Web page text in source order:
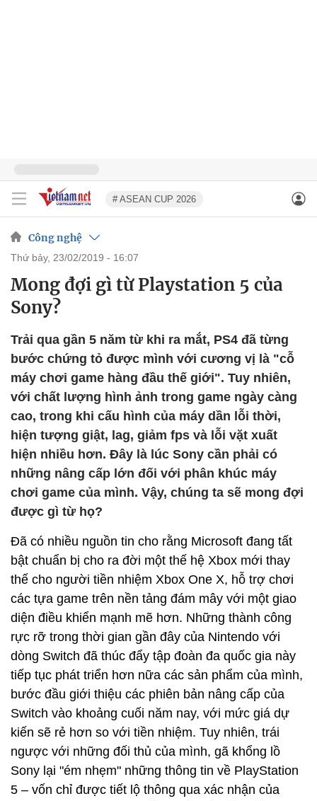
# ASEAN CUP 2026
Công nghệ
thứ bảy, 23/02/2019 - 16:07
Mong đợi gì từ Playstation 5 của
Sony?
Trải qua gần 5 năm từ khi ra mắt, PS4 đã từng
bước chứng tỏ được mình với cương vị là "cỗ
máy chơi game hàng đầu thế giới". Tuy nhiên,
với chất lượng hình ảnh trong game ngày càng
cao, trong khi cấu hình của máy dần lỗi thời,
hiện tượng giật, lag, giảm fps và lỗi vặt xuất
hiện nhiều hơn. Đây là lúc Sony cần phải có
những nâng cấp lớn đối với phân khúc máy
chơi game của mình. Vậy, chúng ta sẽ mong đợi
được gì từ họ?
Đã có nhiều nguồn tin cho rằng Microsoft đang tất
bật chuẩn bị cho ra đời một thế hệ Xbox mới thay
thế cho người tiền nhiệm Xbox One X, hỗ trợ chơi
các tựa game trên nền tảng đám mây với một giao
diện điều khiển mạnh mẽ hơn. Những thành công
rực rỡ trong thời gian gần đây của Nintendo với
dòng Switch đã thúc đẩy tập đoàn đa quốc gia này
tiếp tục phát triển hơn nữa các sản phẩm của mình,
bước đầu giới thiệu các phiên bản nâng cấp của
Switch vào khoảng cuối năm nay, với mức giá dự
kiến sẽ rẻ hơn so với tiền nhiệm. Tuy nhiên, trái
ngược với những đối thủ của mình, gã khổng lồ
Sony lại "ém nhẹm" những thông tin về PlayStation
5 – vốn chỉ được tiết lộ thông qua xác nhận của